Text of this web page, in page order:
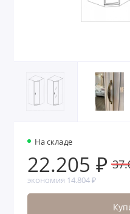
На складе
22.205 ₽
экономия 14.804 ₽